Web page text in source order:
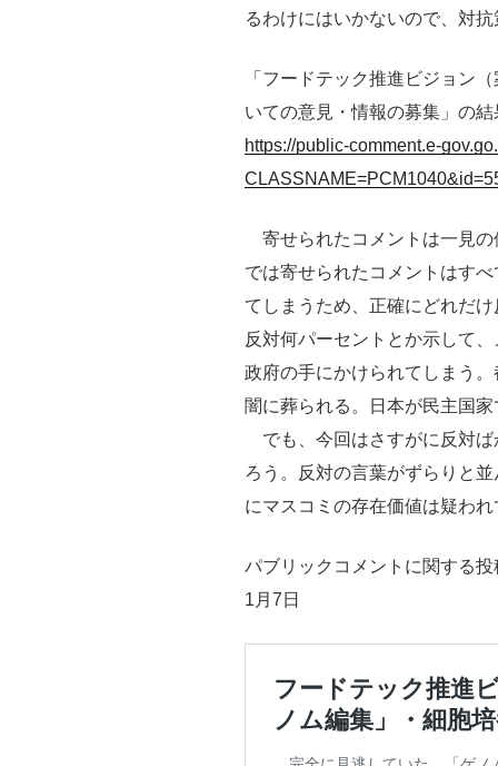
るわけにはいかないので、対
「フードテック推進ビジョン
いての意見・情報の募集」の
https://public-comment.e-
寄せられたコメントは一見の
では寄せられたコメントはす
てしまうため、正確にどれだ
反対何パーセントとか示して
政府の手にかけられてしまう
闇に葬られる。日本が民主国
でも、今回はさすがに反対ば
ろう。反対の言葉がずらりと
にマスコミの存在価値は疑わ
パブリックコメントに関する投
1月7日